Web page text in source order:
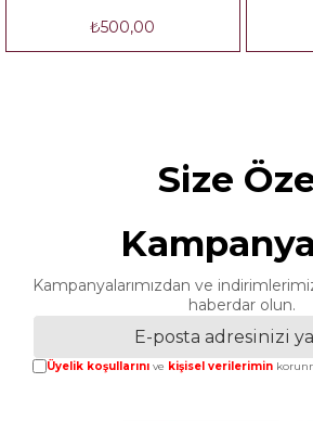
₺500,00
Size
Kampanyalarımızdan ve
haberdar olun.
Üyelik koşullarınıve kişisel verilerimin